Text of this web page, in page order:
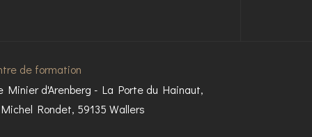
de formation
Minier d'Arenberg - La Porte du Hainaut,
Rondet, 59135 Wallers